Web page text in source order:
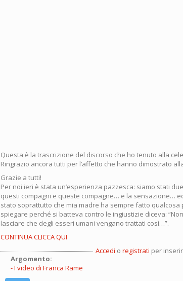
Questa è la trascrizione del discorso che ho tenuto alla
Ringrazio ancora tutti per l’affetto che hanno dimostrato
Grazie a tutti!
Per noi ieri è stata un’esperienza pazzesca: siamo stati
questi compagni e queste compagne… e la sensazione…
stato soprattutto che mia madre ha sempre fatto
spiegare perché si batteva contro le ingiustizie diceva:
lasciare che degli esseri umani vengano trattati così…”.
CONTINUA CLICCA QUI
Argomento:
I video di Franca Rame
Accedi o registrati per